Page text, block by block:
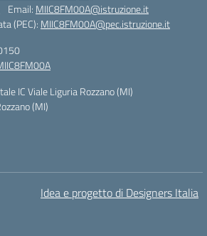
Email: MIIC8FM00A@istruzione.it
(PEC): MIIC8FM00A@pec.istruzione.it
IC Viale Liguria Rozzano (MI)
(MI)
Idea e progetto di Designers Italia